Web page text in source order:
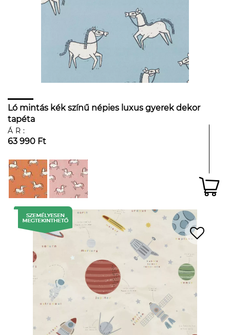
Ló mintás kék színű népies luxus gyerek dekor
tapéta
ÁR:
63 990 Ft